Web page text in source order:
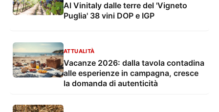
Al Vinitaly dalle terre del 'Vigneto
Puglia' 38 vini DOP e IGP
ATTUALITÀ
Vacanze 2026: dalla tavola contadina
alle esperienze in campagna, cresce
la domanda di autenticità